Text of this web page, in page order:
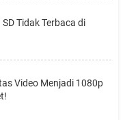
Tidak Terbaca di
Video Menjadi 1080p